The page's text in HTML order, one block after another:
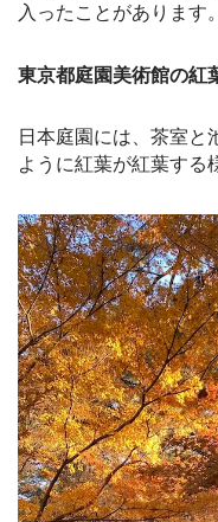
入ったことがあります。
東京都庭園美術館の紅
日本庭園には、茶室と
ように紅葉が紅葉する